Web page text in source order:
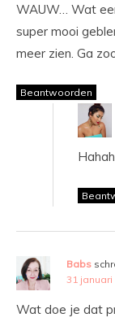
WAUW… Wat
super mooi
meer zien. Ga
Beantwoorden
Babs
31 januari
Wat doe je dat